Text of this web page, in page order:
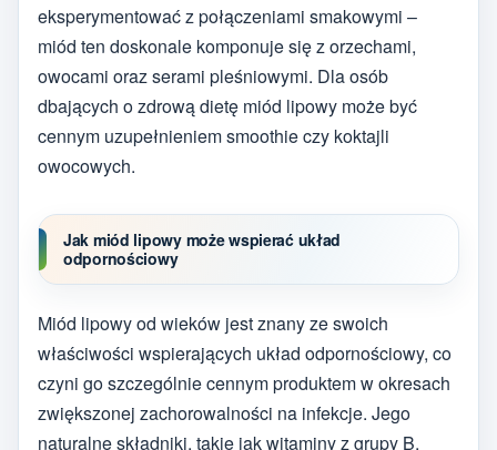
eksperymentować z połączeniami smakowymi –
miód ten doskonale komponuje się z orzechami,
owocami oraz serami pleśniowymi. Dla osób
dbających o zdrową dietę miód lipowy może być
cennym uzupełnieniem smoothie czy koktajli
owocowych.
Jak miód lipowy może wspierać układ
odpornościowy
Miód lipowy od wieków jest znany ze swoich
właściwości wspierających układ odpornościowy, co
czyni go szczególnie cennym produktem w okresach
zwiększonej zachorowalności na infekcje. Jego
naturalne składniki, takie jak witaminy z grupy B,